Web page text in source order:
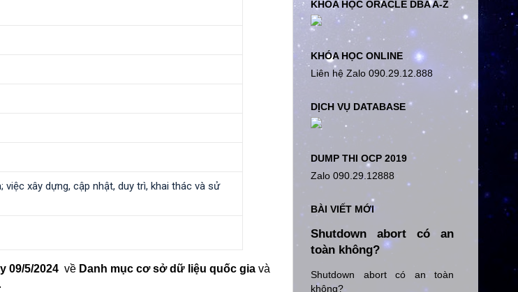
xây dựng, cập nhật, duy trì, khai thác và sử
09/5/2024 về Danh mục cơ sở dữ liệu quốc gia và
.
KHÓA HỌC ORACLE DBA A-Z
KHÓA HỌC ONLINE
Liên hệ Zalo 090.29.12.888
DỊCH VỤ DATABASE
DUMP THI OCP 2019
Zalo 090.29.12888
BÀI VIẾT MỚI
Shutdown abort có an
toàn không?
Shutdown abort có an toàn
không?